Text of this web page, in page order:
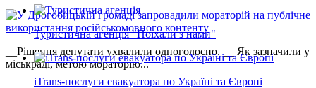
__Рішення депутати ухвалили одноголосно. __ Як зазначили у
міськраді, метою мораторію...
Туристична агенція "Поїхали з нами"
iTrans-послуги евакуатора по Україні та Європі